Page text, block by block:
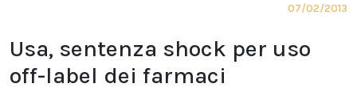
07/02/2013
Usa, sentenza shock per uso
off-label dei farmaci